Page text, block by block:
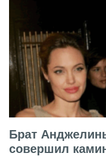
Брат
совершил